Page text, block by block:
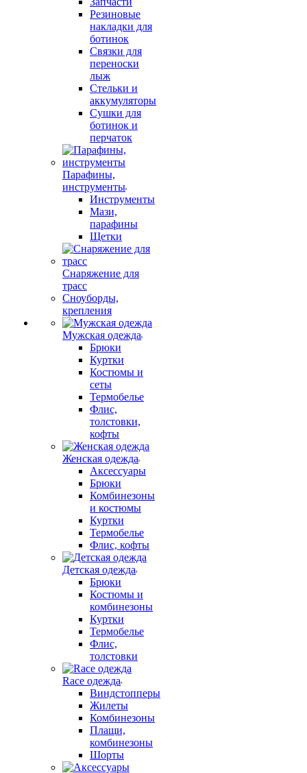
Резиновые
накладки для
ботинок
Связки для
переноски
лыж
Стельки и
аккумуляторы
Сушки для
ботинок и
перчаток
Парафины,
инструменты
Инструменты
Мази,
парафины
Щетки
Снаряжение для
трасс
Сноуборды,
крепления
Мужская одежда
Брюки
Куртки
Костюмы и
сеты
Термобелье
Флис,
толстовки,
кофты
Женская одежда
Аксессуары
Брюки
Комбинезоны
и костюмы
Куртки
Термобелье
Флис, кофты
Детская одежда
Брюки
Костюмы и
комбинезоны
Куртки
Термобелье
Флис,
толстовки
Race одежда
Виндстопперы
Жилеты
Комбинезоны
Плащи,
комбинезоны
Шорты